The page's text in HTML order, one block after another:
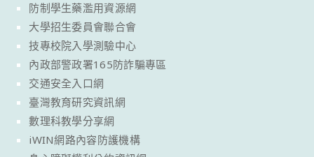
防制學生藥濫用資源網
大學招生委員會聯合會
技專校院入學測驗中心
內政部警政署165防詐騙專區
交通安全入口網
臺灣教育研究資訊網
數理科教學分享網
iWIN網路內容防護機構